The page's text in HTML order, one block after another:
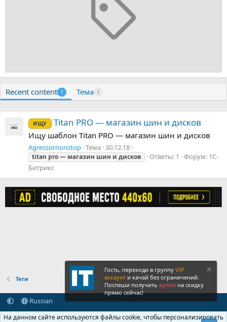
Recent content 1 Тема 1
ИЩУ Titan PRO — магазин шин и дисков
Ищу шаблон Titan PRO — магазин шин и дисков
Agressornonstop Тема 30.12.18
titan pro— магазин шин и дисков Ответы: 1 Форум: 1С-
Битрикс
Теги
Russian
Обратная связь
Условия и правила
Гость, переходи в группу VIP
аккаунт и качай без ограничений.
Поспеши получить купон на скидку
прямо сейчас!
На данном сайте используются файлы cookie, чтобы персонализировать